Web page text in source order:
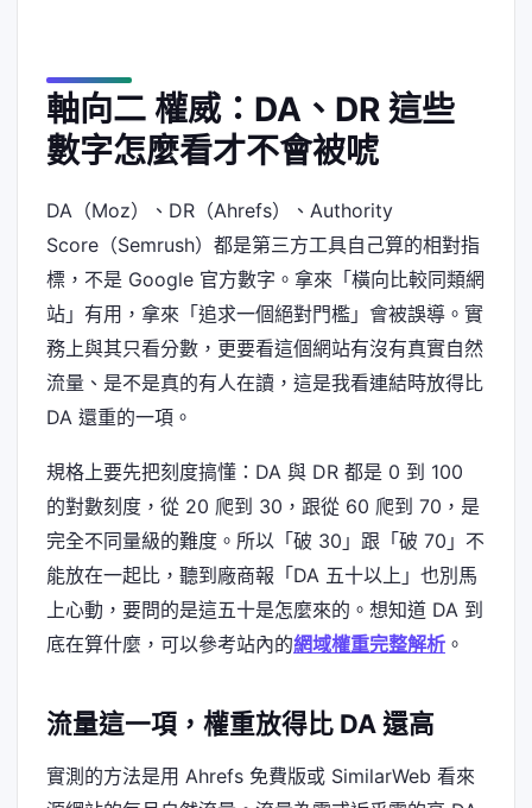
軸向二 權威：DA、DR 這些
數字怎麼看才不會被唬
DA（Moz）、DR（Ahrefs）、Authority
Score（Semrush）都是第三方工具自己算的相對指
標，不是 Google 官方數字。拿來「橫向比較同類網
站」有用，拿來「追求一個絕對門檻」會被誤導。實
務上與其只看分數，更要看這個網站有沒有真實自然
流量、是不是真的有人在讀，這是我看連結時放得比
DA 還重的一項。
規格上要先把刻度搞懂：DA 與 DR 都是 0 到 100
的對數刻度，從 20 爬到 30，跟從 60 爬到 70，是
完全不同量級的難度。所以「破 30」跟「破 70」不
能放在一起比，聽到廠商報「DA 五十以上」也別馬
上心動，要問的是這五十是怎麼來的。想知道 DA 到
底在算什麼，可以參考站內的網域權重完整解析 。
流量這一項，權重放得比 DA 還高
實測的方法是用 Ahrefs 免費版或 SimilarWeb 看來